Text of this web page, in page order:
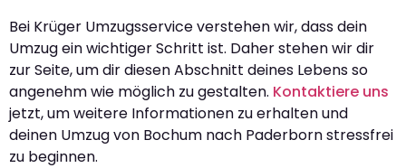
Bei Krüger Umzugsservice verstehen wir, dass dein
Umzug ein wichtiger Schritt ist. Daher stehen wir dir
zur Seite, um dir diesen Abschnitt deines Lebens so
angenehm wie möglich zu gestalten. Kontaktiere uns
jetzt, um weitere Informationen zu erhalten und
deinen Umzug von Bochum nach Paderborn stressfrei
zu beginnen.